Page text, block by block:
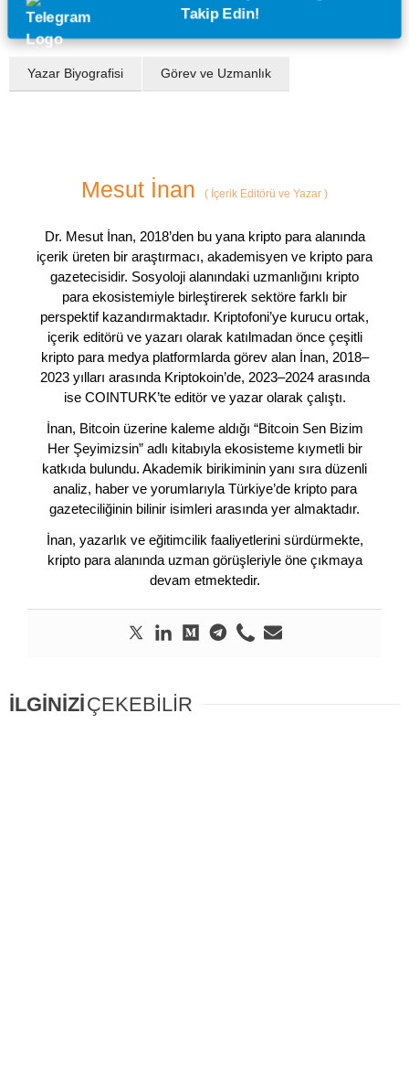
Takip Edin!
Yazar Biyografisi Görev ve Uzmanlık
Mesut İnan ( İçerik Editörü ve Yazar )
Dr. Mesut İnan, 2018’den bu yana kripto para alanında
içerik üreten bir araştırmacı, akademisyen ve kripto para
gazetecisidir. Sosyoloji alanındaki uzmanlığını kripto
para ekosistemiyle birleştirerek sektöre farklı bir
perspektif kazandırmaktadır. Kriptofoni’ye kurucu ortak,
içerik editörü ve yazarı olarak katılmadan önce çeşitli
kripto para medya platformlarda görev alan İnan, 2018–
2023 yılları arasında Kriptokoin’de, 2023–2024 arasında
ise COINTURK’te editör ve yazar olarak çalıştı.
İnan, Bitcoin üzerine kaleme aldığı “Bitcoin Sen Bizim
Her Şeyimizsin” adlı kitabıyla ekosisteme kıymetli bir
katkıda bulundu. Akademik birikiminin yanı sıra düzenli
analiz, haber ve yorumlarıyla Türkiye’de kripto para
gazeteciliğinin bilinir isimleri arasında yer almaktadır.
İnan, yazarlık ve eğitimcilik faaliyetlerini sürdürmekte,
kripto para alanında uzman görüşleriyle öne çıkmaya
devam etmektedir.
İLGİNİZİÇEKEBİLİR